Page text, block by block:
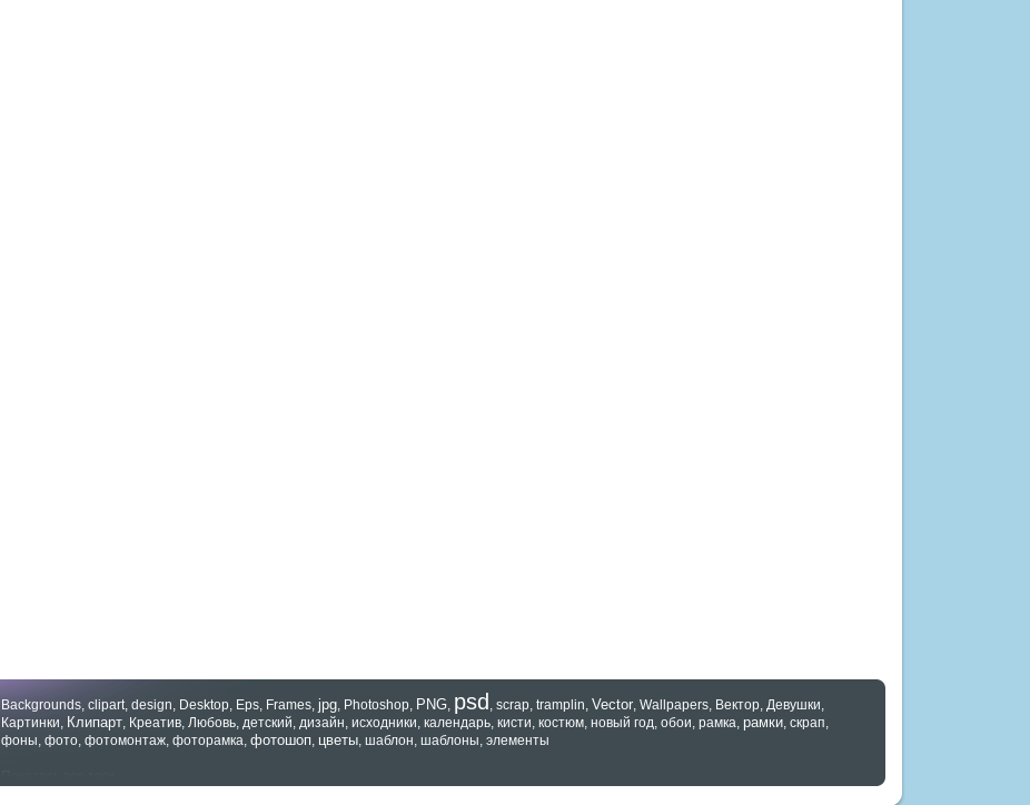
Backgrounds, clipart, design, Desktop, Eps, Frames, jpg, Photoshop, PNG, psd , scrap, tramplin, Vector, Wallpapers, Вектор, Девушки,
Картинки, Клипарт, Креатив, Любовь, детский, дизайн, исходники, календарь, кисти, костюм, новый год, обои, рамка, рамки, скрап,
фоны, фото, фотомонтаж, фоторамка, фотошоп, цветы, шаблон, шаблоны, элементы